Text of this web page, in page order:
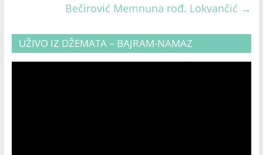
Bečirović Memnuna rođ. Lokvančić →
UŽIVO IZ DŽEMATA – BAJRAM-NAMAZ